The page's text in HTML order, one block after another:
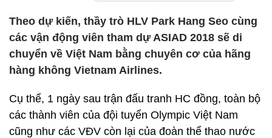
Theo dự kiến, thầy trò HLV Park Hang Seo cùng
các vận động viên tham dự ASIAD 2018 sẽ di
chuyển về Việt Nam bằng chuyên cơ của hãng
hàng không Vietnam Airlines.
Cụ thể, 1 ngày sau trận đấu tranh HC đồng, toàn bộ
các thành viên của đội tuyển Olympic Việt Nam
cũng như các VĐV còn lại của đoàn thể thao nước